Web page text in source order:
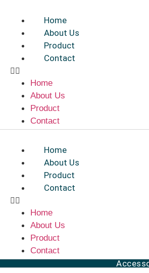
content
Home
About Us
Product
Contact
Home
About Us
Product
Contact
Home
About Us
Product
Contact
Home
About Us
Product
Contact